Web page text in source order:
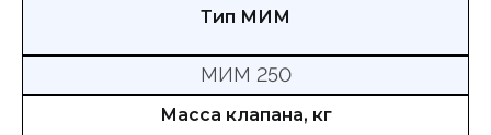
Тип МИМ
МИМ 250
Масса клапана, кг